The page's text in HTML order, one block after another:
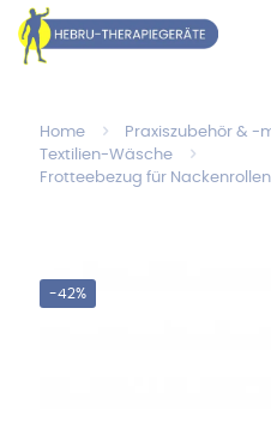
Home
Praxiszubehör & -
Textilien-Wäsche
Frotteebezug für
-42%